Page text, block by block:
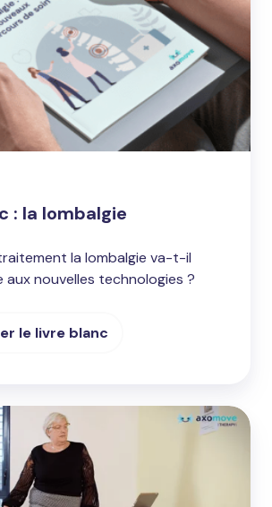
: la lombalgie
la lombalgie va-t-il
aux nouvelles technologies ?
le livre blanc